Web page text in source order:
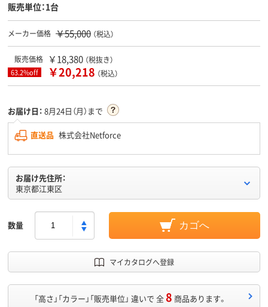
販売単位：1台
メーカー価格 ￥55,000 （税込）
販売価格 ￥18,380 （税抜き）
63.2%off ￥20,218 （税込）
お届け日： 8月24日（月）まで
直送品 株式会社Netforce
お届け先住所：
東京都江東区
数量 カゴへ
マイカタログへ登録
「高さ」「カラー」「販売単位」 違いで 全8 商品あります。